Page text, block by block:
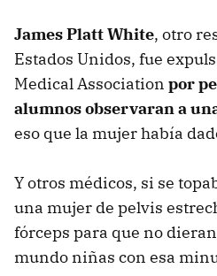
James Platt White, otro
Estados Unidos, fue
Medical Association por
alumnos observaran a
eso que la mujer había
Y otros médicos, si se
una mujer de pelvis
fórceps para que no
mundo niñas con esa